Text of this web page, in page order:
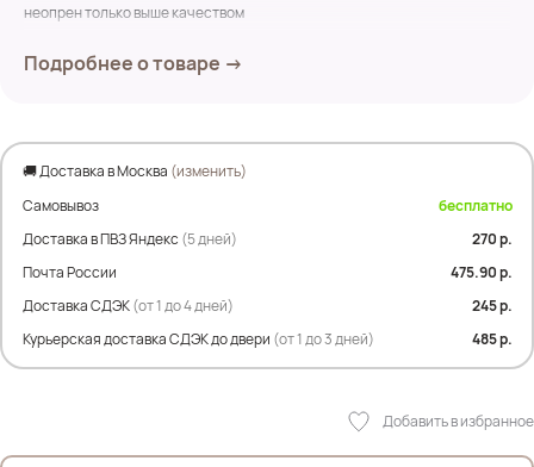
неопрен только выше качеством
Замеры по изделию:
Дл. внутр. шва- 70 см
Ширина брючины по низу- 27 см
Состав: 69,7% Полиэстер; 15,2% вискоза; 8,3% нейлон; 5,2% акрил;
1.6% кашемир
Подробнее о товаре →
🚚 Доставка в Москва (изменить)
Самовывоз
бесплатно
Доставка в ПВЗ Яндекс (5 дней)
270 р.
Почта России
475.90 р.
Доставка СДЭК(от 1 до 4 дней)
245 р.
Курьерская доставка СДЭК до двери (от 1 до 3 дней) 485 р.
Добавить в избранное